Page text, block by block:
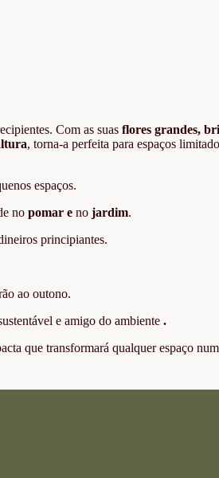
Com as suasflores grandes,
, torna-a perfeita para espaços
espaços.
nopomar e nojardim.
principiantes.
ao outono.
e amigo do ambiente.
que transformará qualquer espaço